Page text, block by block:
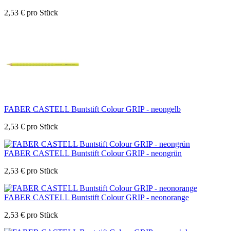
2,53 € pro Stück
FABER CASTELL Buntstift Colour GRIP - neongelb
2,53 € pro Stück
FABER CASTELL Buntstift Colour GRIP - neongrün
2,53 € pro Stück
FABER CASTELL Buntstift Colour GRIP - neonorange
2,53 € pro Stück